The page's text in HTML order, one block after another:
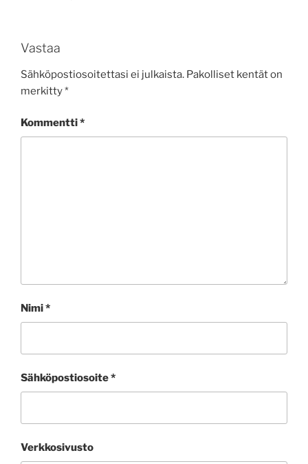
Vastaa
Sähköpostiosoitettasi ei julkaista. Pakolliset kentät on
merkitty*
Kommentti*
Nimi*
Sähköpostiosoite*
Verkkosivusto